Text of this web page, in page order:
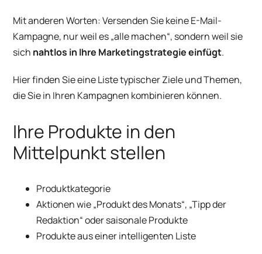
Mit anderen Worten: Versenden Sie keine E-Mail-
Kampagne, nur weil es „alle machen“, sondern weil sie
sich nahtlos in Ihre Marketingstrategie einfügt.
Hier finden Sie eine Liste typischer Ziele und Themen,
die Sie in Ihren Kampagnen kombinieren können.
Ihre Produkte in den
Mittelpunkt stellen
Produktkategorie
Aktionen wie „Produkt des Monats“, „Tipp der
Redaktion“ oder saisonale Produkte
Produkte aus einer intelligenten Liste